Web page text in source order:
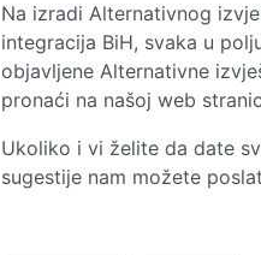
Na izradi Alternativnog
integracija BiH, svaka u
objavljene Alternativne
pronaći na našoj web
Ukoliko i vi želite da date
sugestije nam možete